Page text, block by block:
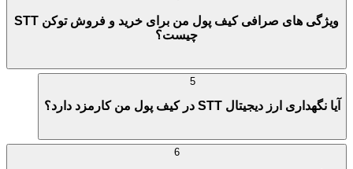
ویژگی های صرافی کیف پول من برای خرید و فروش توکن STT
چیست؟
آیا نگهداری ارز دیجیتال STT در کیف پول من کارمزد دارد؟